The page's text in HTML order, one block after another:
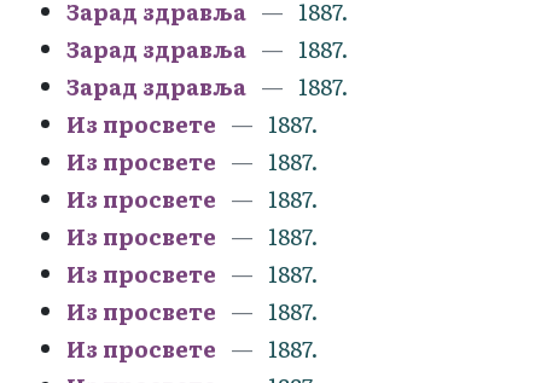
Зарад здравља
1887.
Зарад здравља
1887.
Зарад здравља
1887.
Из просвете
1887.
Из просвете
1887.
Из просвете
1887.
Из просвете
1887.
Из просвете
1887.
Из просвете
1887.
Из просвете
1887.